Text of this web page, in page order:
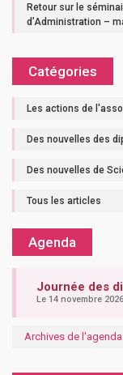
Retour sur le
d’Administration –
Catégories
Les actions de
Des nouvelles des
Des nouvelles de
Tous les articles
Agenda
Journée des
Le 14 novembre
Archives de l'agenda